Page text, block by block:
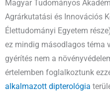
Magyar Tudományos
Agrárkutatási és Innovációs
Élettudományi Egyetem
ez mindig másodlagos téma
gyérítés nem a
értelemben foglalkoztunk
alkalmazott dipterológia